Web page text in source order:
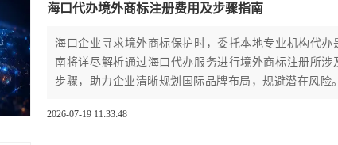
海口代办境外商标注册费用及步骤指南
海口企业寻求境外商标保护时，委托本地专业机构代办
南将详尽解析通过海口代办服务进行境外商标注册所涉
步骤，助力企业清晰规划国际品牌布局，规避潜在风险。
2026-07-19 11:33:48